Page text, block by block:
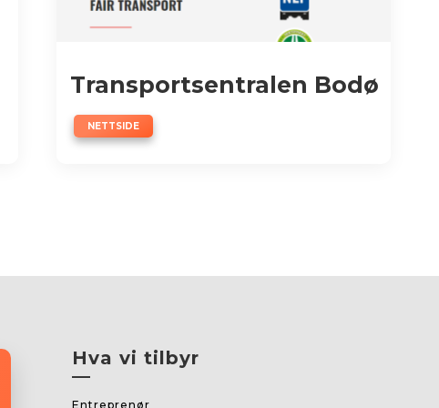
Transportsentralen Bodø
NETTSIDE
Hva vi tilbyr
—
Entreprenør